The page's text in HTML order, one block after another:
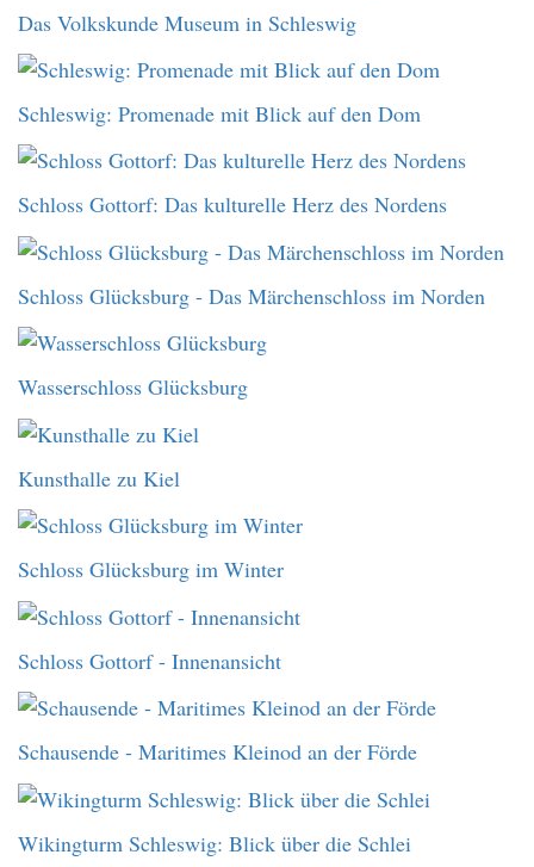
Das Volkskunde Museum in Schleswig
Schleswig: Promenade mit Blick auf den Dom
Schloss Gottorf: Das kulturelle Herz des Nordens
Schloss Glücksburg - Das Märchenschloss im Norden
Wasserschloss Glücksburg
Kunsthalle zu Kiel
Schloss Glücksburg im Winter
Schloss Gottorf - Innenansicht
Schausende - Maritimes Kleinod an der Förde
Wikingturm Schleswig: Blick über die Schlei